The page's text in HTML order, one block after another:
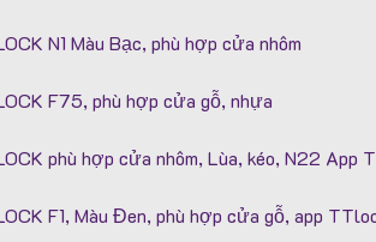
N1 Màu Bạc, phù hợp cửa nhôm
F75, phù hợp cửa gỗ, nhựa
phù hợp cửa nhôm, Lùa, kéo, N22 App
F1, Màu Đen, phù hợp cửa gỗ, app